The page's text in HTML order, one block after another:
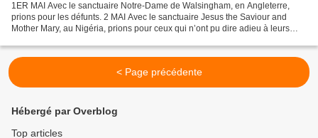
1ER MAI Avec le sanctuaire Notre-Dame de Walsingham, en Angleterre,
prions pour les défunts. 2 MAI Avec le sanctuaire Jesus the Saviour and
Mother Mary, au Nigéria, prions pour ceux qui n’ont pu dire adieu à leurs
< Page précédente
Hébergé par Overblog
Top articles